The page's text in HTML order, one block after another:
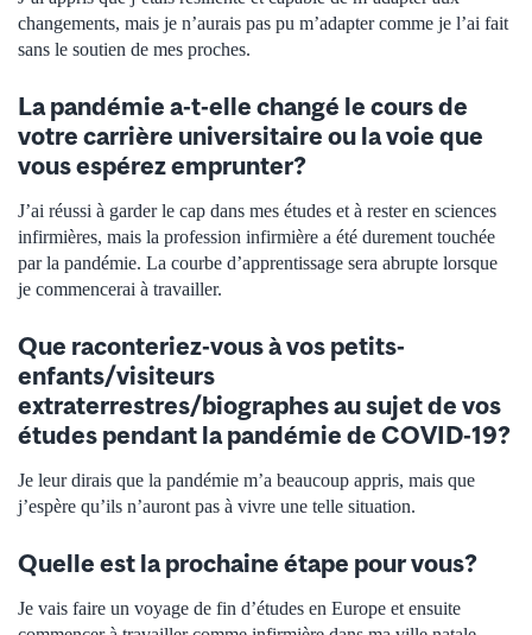
changements, mais je n’aurais pas pu m’adapter comme je l’ai fait
sans le soutien de mes proches.
La pandémie a-t-elle changé le cours de
votre carrière universitaire ou la voie que
vous espérez emprunter?
J’ai réussi à garder le cap dans mes études et à rester en sciences
infirmières, mais la profession infirmière a été durement touchée
par la pandémie. La courbe d’apprentissage sera abrupte lorsque
je commencerai à travailler.
Que raconteriez-vous à vos petits-
enfants/visiteurs
extraterrestres/biographes au sujet de vos
études pendant la pandémie de COVID-19?
Je leur dirais que la pandémie m’a beaucoup appris, mais que
j’espère qu’ils n’auront pas à vivre une telle situation.
Quelle est la prochaine étape pour vous?
Je vais faire un voyage de fin d’études en Europe et ensuite